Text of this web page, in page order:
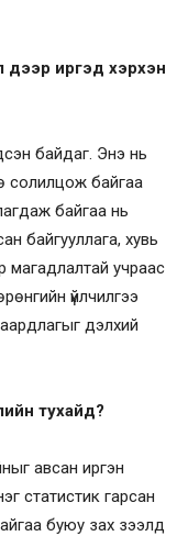
дээр иргэд хэрхэн
байдаг. Энэ нь
солилцож байгаа
байгаа нь
байгууллага, хувь
магадлалтай учраас
үйлчилгээ
дэлхий
тухайд?
авсан иргэн
статистик гарсан
буюу зах зээлд